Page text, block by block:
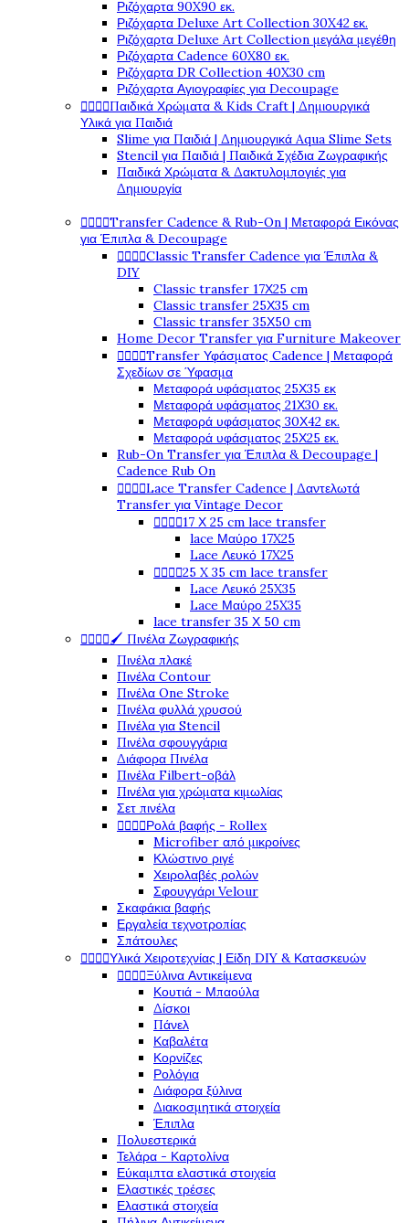
Ριζόχαρτα 90X90 εκ.
Ριζόχαρτα Deluxe Art Collection 30X42 εκ.
Ριζόχαρτα Deluxe Art Collection μεγάλα μεγέθη
Ριζόχαρτα Cadence 60X80 εκ.
Ριζόχαρτα DR Collection 40X30 cm
Ριζόχαρτα Αγιογραφίες για Decoupage
Παιδικά Χρώματα & Kids Craft | Δημιουργικά
Υλικά για Παιδιά
Slime για Παιδιά | Δημιουργικά Aqua Slime Sets
Stencil για Παιδιά | Παιδικά Σχέδια Ζωγραφικής
Παιδικά Χρώματα & Δακτυλομπογιές για
Δημιουργία
Transfer Cadence & Rub-On | Μεταφορά Εικόνας
για Έπιπλα & Decoupage
Classic Transfer Cadence για Έπιπλα &
DIY
Classic transfer 17Χ25 cm
Classic transfer 25Χ35 cm
Classic transfer 35Χ50 cm
Home Decor Transfer για Furniture Makeover
Transfer Υφάσματος Cadence | Μεταφορά
Σχεδίων σε Ύφασμα
Μεταφορά υφάσματος 25Χ35 εκ
Μεταφορά υφάσματος 21Χ30 εκ.
Μεταφορά υφάσματος 30Χ42 εκ.
Μεταφορά υφάσματος 25Χ25 εκ.
Rub-On Transfer για Έπιπλα & Decoupage |
Cadence Rub On
Lace Transfer Cadence | Δαντελωτά
Transfer για Vintage Decor
17 Χ 25 cm lace transfer
lace Μαύρο 17X25
Lace Λευκό 17X25
25 X 35 cm lace transfer
Lace Λευκό 25X35
Lace Μαύρο 25X35
lace transfer 35 Χ 50 cm
🖌️ Πινέλα Ζωγραφικής
Πινέλα πλακέ
Πινέλα Contour
Πινέλα One Stroke
Πινέλα φυλλά χρυσού
Πινέλα για Stencil
Πινέλα σφουγγάρια
Διάφορα Πινέλα
Πινέλα Filbert-οβάλ
Πινέλα για χρώματα κιμωλίας
Σετ πινέλα
Ρολά βαφής - Rollex
Microfiber από μικροίνες
Κλώστινο ριγέ
Χειρολαβές ρολών
Σφουγγάρι Velour
Σκαφάκια βαφής
Εργαλεία τεχνοτροπίας
Σπάτουλες
Υλικά Χειροτεχνίας | Είδη DIY & Κατασκευών
Ξύλινα Αντικείμενα
Κουτιά - Μπαούλα
Δίσκοι
Πάνελ
Καβαλέτα
Κορνίζες
Ρολόγια
Διάφορα ξύλινα
Διακοσμητικά στοιχεία
Έπιπλα
Πολυεστερικά
Τελάρα - Καρτολίνα
Εύκαμπτα ελαστικά στοιχεία
Ελαστικές τρέσες
Ελαστικά στοιχεία